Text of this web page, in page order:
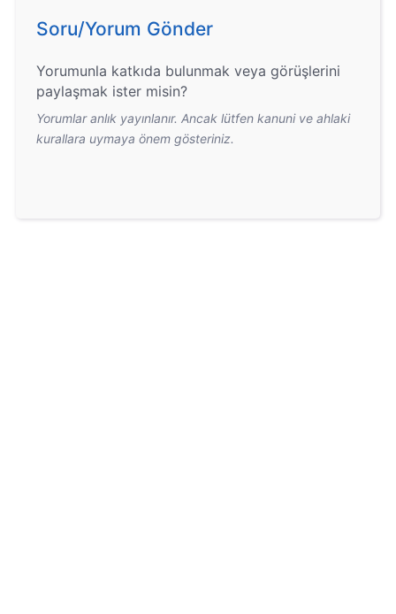
Soru/Yorum Gönder
Yorumunla katkıda bulunmak veya görüşlerini
paylaşmak ister misin?
Yorumlar anlık yayınlanır. Ancak lütfen kanuni ve ahlaki
kurallara uymaya önem gösteriniz.